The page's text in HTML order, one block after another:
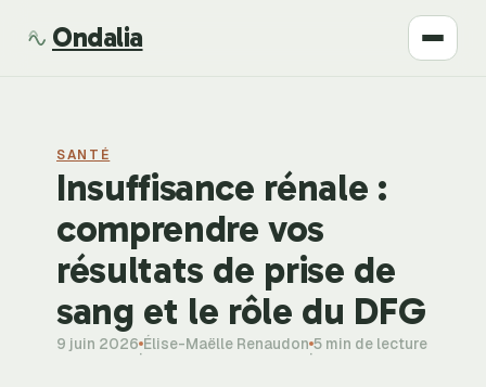
Ondalia
Beauté
Développement
Bien-être
SANTÉ
Insuffisance rénale :
comprendre vos
résultats de prise de
sang et le rôle du DFG
9 juin 2026·Élise-Maëlle Renaudon·5 min de lecture